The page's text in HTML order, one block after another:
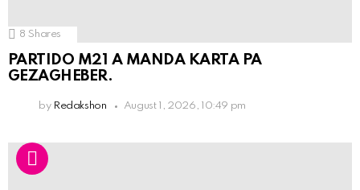
8 Shares
PARTIDO M21 A MANDA KARTA PA
GEZAGHEBER.
by Redakshon August 1, 2026, 10:49 pm